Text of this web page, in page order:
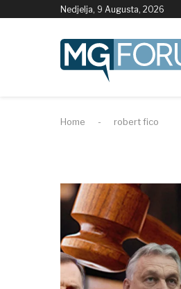
Nedjelja, 9 Augusta, 2026
Home - robert fico